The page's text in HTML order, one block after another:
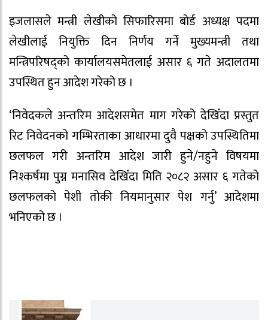
इजलासले मन्त्री लेखीको सिफारिसमा बोर्ड अध्यक्ष पदमा
लेखीलाई नियुक्ति दिन निर्णय गर्ने मुख्यमन्त्री तथा
मन्त्रिपरिषद्को कार्यालयसमेतलाई असार ६ गते अदालतमा
उपस्थित हुन आदेश गरेको छ ।
‘निवेदकले अन्तरिम आदेशसमेत माग गरेको देखिँदा प्रस्तुत
रिट निवेदनको गम्भिरताका आधारमा दुवै पक्षको उपस्थितिमा
छलफल गरी अन्तरिम आदेश जारी हुने/नहुने विषयमा
निश्कर्षमा पुग्न मनासिव देखिँदा मिति २०८२ असार ६ गतेको
छलफलको पेशी तोकी नियमानुसार पेश गर्नु’ आदेशमा
भनिएको छ ।